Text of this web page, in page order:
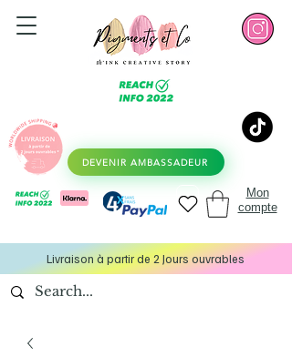
DEVENIR AMBASSADEUR
Mon
compte
Livraison à partir de 2 Jours ouvrables